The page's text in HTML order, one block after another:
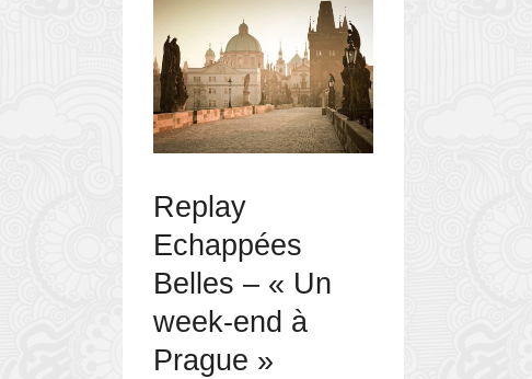
Replay
Echappées
Belles – « Un
week-end à
Prague »